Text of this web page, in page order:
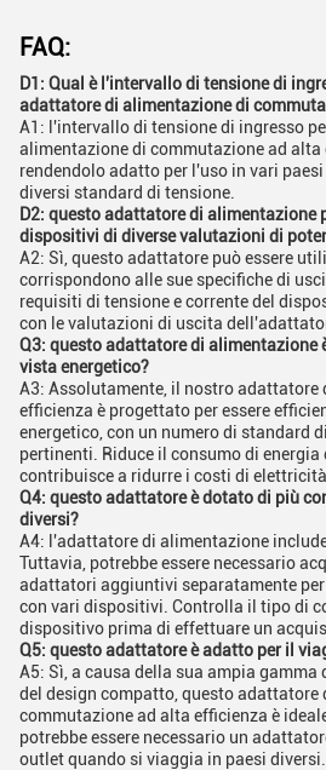
FAQ:
D1: Qual è l'intervallo di tensione di
adattatore di alimentazione di
A1: l'intervallo di tensione di ingresso
alimentazione di commutazione ad alta
rendendolo adatto per l'uso in vari
diversi standard di tensione.
D2: questo adattatore di alimentazione
dispositivi di diverse valutazioni di
A2: Sì, questo adattatore può essere
corrispondono alle sue specifiche di
requisiti di tensione e corrente del
con le valutazioni di uscita
Q3: questo adattatore di alimentazione
vista energetico?
A3: Assolutamente, il nostro adattatore
efficienza è progettato per essere
energetico, con un numero di standard
pertinenti. Riduce il consumo di energia
contribuisce a ridurre i costi di
Q4: questo adattatore è dotato di più
diversi?
A4: l'adattatore di alimentazione
Tuttavia, potrebbe essere necessario
adattatori aggiuntivi separatamente
con vari dispositivi. Controlla il tipo di
dispositivo prima di effettuare un
Q5: questo adattatore è adatto per il
A5: Sì, a causa della sua ampia gamma
del design compatto, questo adattatore
commutazione ad alta efficienza è
potrebbe essere necessario un
outlet quando si viaggia in paesi diversi.